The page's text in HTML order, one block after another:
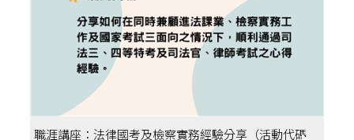
職涯講座：法律國考及檢察實務經驗分享（活動代碼